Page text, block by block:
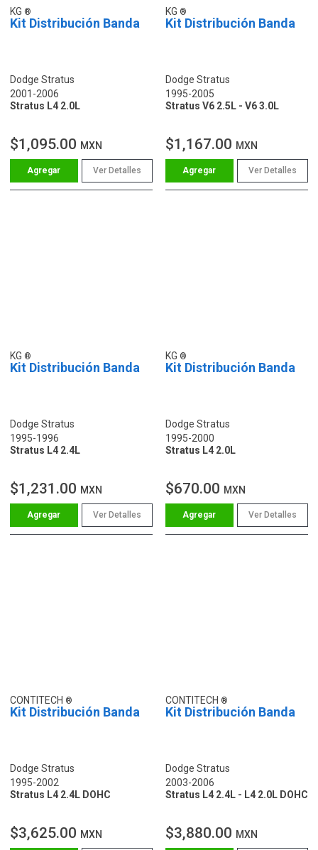
KG
Kit Distribución Banda
Dodge Stratus
2001-2006
Stratus L4 2.0L
$1,095.00 MXN
Ver Detalles
KG
Kit Distribución Banda
Dodge Stratus
1995-2005
Stratus V6 2.5L - V6 3.0L
$1,167.00 MXN
Ver Detalles
KG
Kit Distribución Banda
Dodge Stratus
1995-1996
Stratus L4 2.4L
$1,231.00 MXN
Ver Detalles
KG
Kit Distribución Banda
Dodge Stratus
1995-2000
Stratus L4 2.0L
$670.00 MXN
Ver Detalles
CONTITECH
Kit Distribución Banda
Dodge Stratus
1995-2002
Stratus L4 2.4L DOHC
$3,625.00 MXN
CONTITECH
Kit Distribución Banda
Dodge Stratus
2003-2006
Stratus L4 2.4L - L4 2.0L DOHC
$3,880.00 MXN